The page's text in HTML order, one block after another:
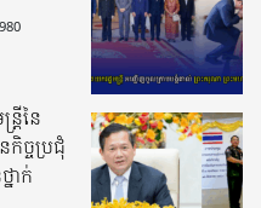
980
រីនៃ
កិច្ចប្រជុំ
ាក់